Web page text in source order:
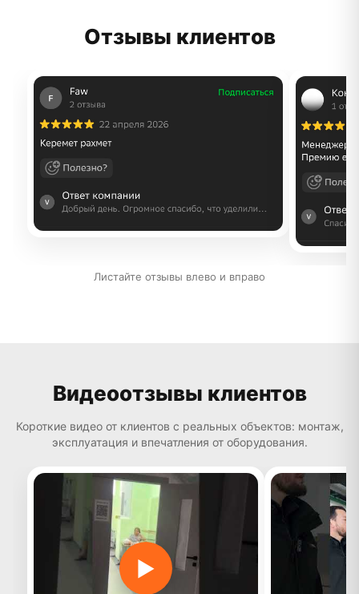
Отзывы клиентов
Листайте отзывы влево и вправо
Видеоотзывы клиентов
Короткие видео от клиентов с реальных объектов: монтаж,
эксплуатация и впечатления от оборудования.
▶